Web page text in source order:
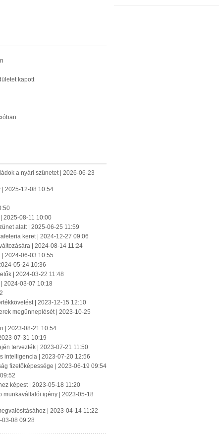
kapott
a nyári szünetet | 2026-06-23
| 2025-12-08 10:54
2025-08-11 10:00
alatt | 2025-06-25 11:59
keret | 2024-12-27 09:06
| 2024-08-14 11:24
| 2024-06-03 10:55
05-24 10:36
| 2024-03-22 11:48
2024-03-07 10:18
| 2023-12-15 12:10
megünneplését | 2023-10-25
| 2023-08-21 10:54
07-31 10:19
tervezték | 2023-07-21 11:50
intelligencia | 2023-07-20 12:56
fizetőképessége | 2023-06-19 09:54
képest | 2023-05-18 11:20
munkavállalói igény | 2023-05-18
| 2023-04-14 11:22
03-08 09:28